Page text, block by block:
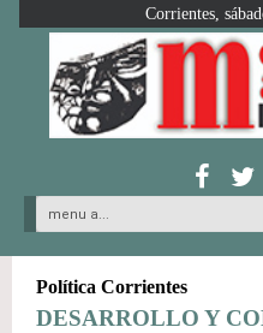
Corrientes,
Política Corrientes
DESARROLLO Y